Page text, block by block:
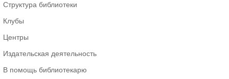
Структура библиотеки
Клубы
Центры
Издательская деятельность
В помощь библиотекарю